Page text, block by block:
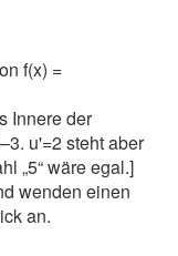
f(x) =
Innere der
u'=2 steht aber
„5“ wäre egal.]
wenden einen
an.